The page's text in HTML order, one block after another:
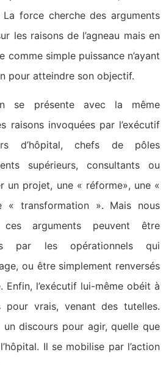
force cherche des arguments
les raisons de l’agneau mais en
comme simple puissance n’ayant
pour atteindre son objectif.
se présente avec la même
raisons invoquées par l’exécutif
d’hôpital, chefs de pôles
supérieurs, consultants ou
un projet, une « réforme», une «
« transformation ». Mais nous
ces arguments peuvent être
par les opérationnels qui
ou être simplement renversés
l’exécutif lui-même obéit à
pour vrais, venant des tutelles.
discours pour agir, quelle que
Il se mobilise par l’action